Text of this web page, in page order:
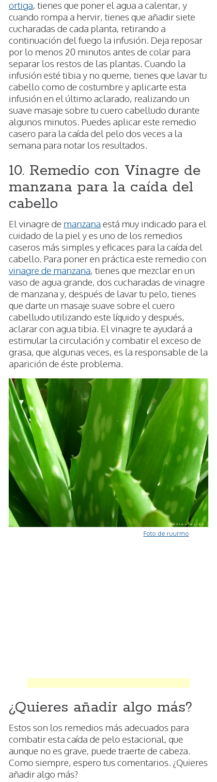
ortiga, tienes que poner el agua a calentar, y
cuando rompa a hervir, tienes que añadir siete
cucharadas de cada planta, retirando a
continuación del fuego la infusión. Deja reposar
por lo menos 20 minutos antes de colar para
separar los restos de las plantas. Cuando la
infusión esté tibia y no queme, tienes que lavar tu
cabello como de costumbre y aplicarte esta
infusión en el último aclarado, realizando un
suave masaje sobre tu cuero cabelludo durante
algunos minutos. Puedes aplicar este remedio
casero para la caída del pelo dos veces a la
semana para notar los resultados.
10. Remedio con Vinagre de
manzana para la caída del
cabello
El vinagre de manzana está muy indicado para el
cuidado de la piel y es uno de los remedios
caseros más simples y eficaces para la caída del
cabello. Para poner en práctica este remedio con
vinagre de manzana, tienes que mezclar en un
vaso de agua grande, dos cucharadas de vinagre
de manzana y, después de lavar tu pelo, tienes
que darte un masaje suave sobre el cuero
cabelludo utilizando este líquido y después,
aclarar con agua tibia. El vinagre te ayudará a
estimular la circulación y combatir el exceso de
grasa, que algunas veces, es la responsable de la
aparición de éste problema.
Foto de ruurmo
¿Quieres añadir algo más?
Estos son los remedios más adecuados para
combatir esta caída de pelo estacional, que
aunque no es grave, puede traerte de cabeza.
Como siempre, espero tus comentarios. ¿Quieres
añadir algo más?